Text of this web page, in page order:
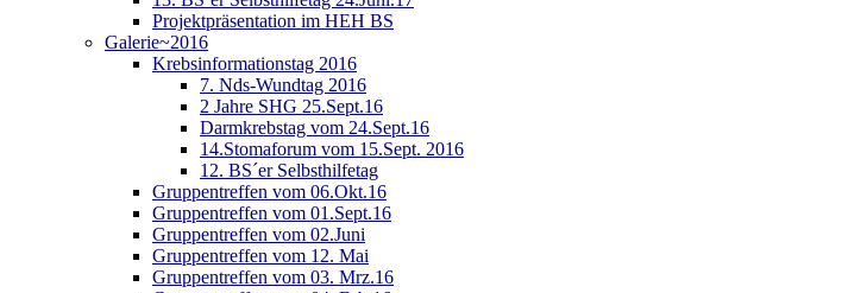
Projektpräsentation im HEH BS
Galerie~2016
Krebsinformationstag 2016
7. Nds-Wundtag 2016
2 Jahre SHG 25.Sept.16
Darmkrebstag vom 24.Sept.16
14.Stomaforum vom 15.Sept. 2016
12. BS´er Selbsthilfetag
Gruppentreffen vom 06.Okt.16
Gruppentreffen vom 01.Sept.16
Gruppentreffen vom 02.Juni
Gruppentreffen vom 12. Mai
Gruppentreffen vom 03. Mrz.16